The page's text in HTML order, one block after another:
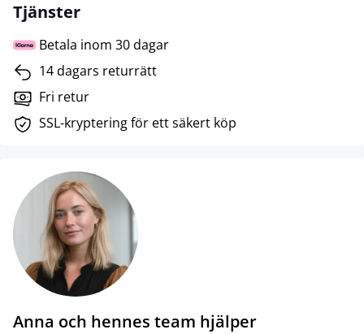
Tjänster
Betala inom 30 dagar
14 dagars returrätt
Fri retur
SSL-kryptering för ett säkert köp
Anna och hennes team hjälper